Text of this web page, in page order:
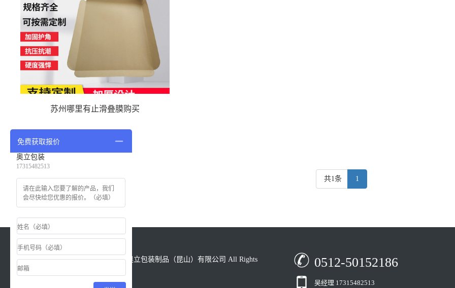
苏州哪里有止滑叠膜购买
共1条 1
版权所有：Copyright &copy; 2021 奥立包装制品（昆山）有限公司 All Rights
Reserved.
0512-50152186
吴经理 17315482513
免费获取报价
奥立包装
17315482513